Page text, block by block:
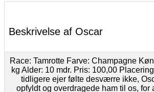
Beskrivelse af Oscar
Race: Tamrotte Farve: Champagne
kg Alder: 10 mdr. Pris: 100,00
tidligere ejer følte desværre ikke,
opfyldt og overdragede ham til os, for